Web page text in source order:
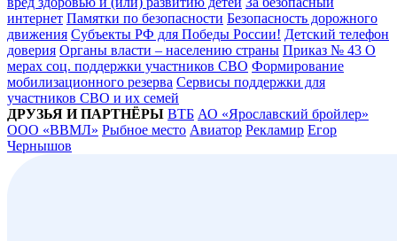
интернет Памятки по безопасности Безопасность дорожного
движения Субъекты РФ для Победы России! Детский телефон
доверия Органы власти – населению страны Приказ № 43 О
мерах соц. поддержки участников СВО Формирование
мобилизационного резерва Сервисы поддержки для
участников СВО и их семей
ДРУЗЬЯ И ПАРТНЁРЫ ВТБ АО «Ярославский бройлер»
ООО «ВВМЛ» Рыбное место Авиатор Рекламир Егор
Чернышов